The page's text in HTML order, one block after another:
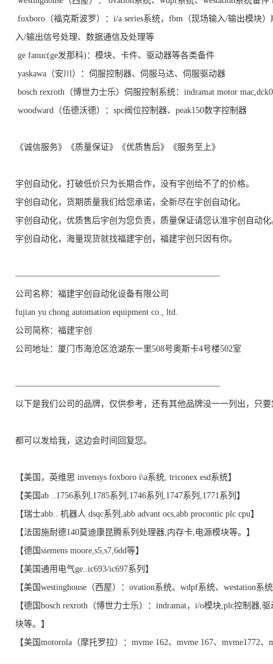
foxboro（福克斯波罗）：i/a series系统，fbm（现场输入/输出模块
入/输出信号处理、数据通信及处理等
ge fanuc(ge发那科)：模块、卡件、驱动器等各类备件
yaskawa（安川）：伺服控制器、伺服马达、伺服驱动器
bosch rexroth（博世力士乐）伺服控制系统：indramat motor
woodward（伍德沃德）：spc阀位控制器、peak150数字控制器
《诚信服务》《质量保证》《优质售后》《服务至上》
宇创自动化，打破低价只为长期合作，没有宇创给不了的价格。
宇创自动化，货期质量我们给您承诺，全新尽在宇创自动化。
宇创自动化，优质售后宇创为您负责，质量保证请您认准宇创自动化
宇创自动化，海量现货就找福建宇创，福建宇创只因有你。
————————————————————————
公司名称：福建宇创自动化设备有限公司
fujian yu chong automation equipment co., ltd.
公司简称：福建宇创
公司地址：厦门市海沧区沧湖东一里508号奥斯卡4号楼502室
————————————————————————
以下是我们公司的品牌，仅供参考，还有其他品牌没一一列出，只
都可以发给我，这边会时间回复您。
【美国，英维思 invensys foxboro i\a系统, triconex esd系统】
【美国ab ..1756系列,1785系列,1746系列,1747系列,1771系列】
【瑞士abb.. 机器人 dsqc系列,abb advant ocs,abb procontic plc cpu】
【法国施耐德140莫迪康昆腾系列处理器,内存卡,电源模块等。】
【德国siemens moore,s5,s7,6dd等】
【美国通用电气ge..ic693/ic697系列】
【美国westinghouse（西屋）：ovation系统、wdpf系统、westation系
【德国bosch rexroth（博世力士乐）：indramat，i/o模块,plc控制器,驱
块等。】
【美国motorola（摩托罗拉）：mvme 162、mvme 167、mvme1772、